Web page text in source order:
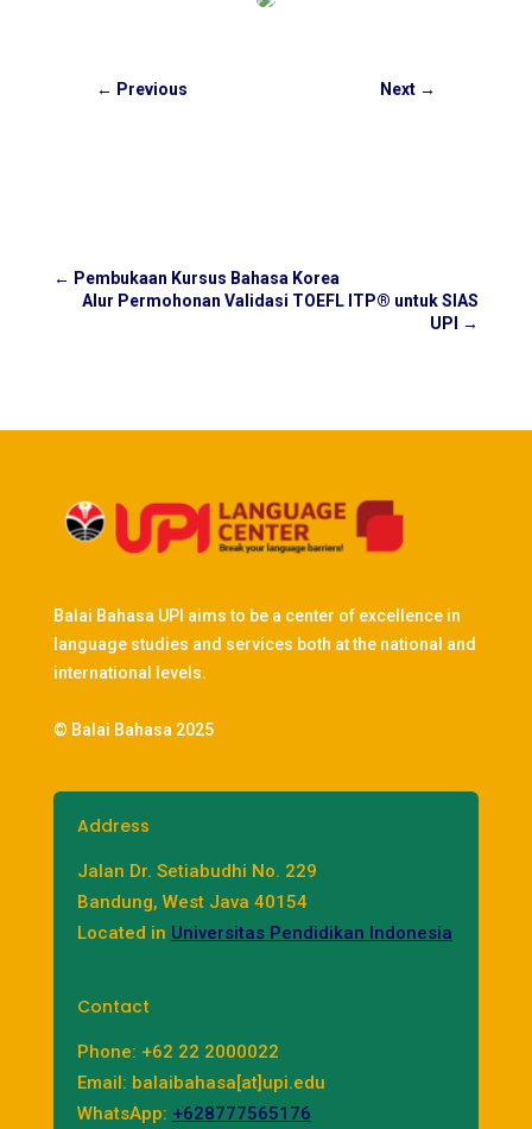
← Previous Next →
← Pembukaan Kursus Bahasa Korea
Alur Permohonan Validasi TOEFL ITP® untuk SIAS
UPI
→
Balai Bahasa UPI aims to be a center of excellence in
language studies and services both at the national and
international levels.
© Balai Bahasa 2025
Address
Jalan Dr. Setiabudhi No. 229
Bandung, West Java 40154
Located in Universitas Pendidikan Indonesia
Contact
Phone: +62 22 2000022
Email: balaibahasa[at]upi.edu
WhatsApp: +628777565176